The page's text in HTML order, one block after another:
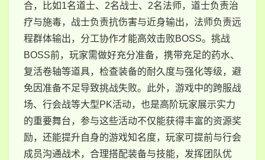
合，比如1名道士、2名战士、2名法师，道士负责治
疗与施毒，战士负责抗伤害与近身输出，法师负责远
程群体输出，分工协作才能高效击败BOSS。挑战
BOSS前，玩家需做好充分准备，携带充足的药水、
复活卷轴等道具，检查装备的耐久度与强化等级，避
免因准备不足导致挑战失败。此外，游戏中的跨服战
场、行会战等大型PK活动，也是高阶玩家展示实力
的重要舞台，参与这些活动不仅能获得丰富的资源奖
励，还能提升自身的游戏知名度，玩家可提前与行会
成员沟通战术，合理搭配装备与技能，发挥团队优